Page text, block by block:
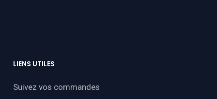
LIENS UTILES
Suivez vos commandes